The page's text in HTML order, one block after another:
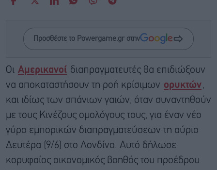
Προσθέστε το Powergame.gr στην
Οι Αμερικανοί διαπραγματευτές θα επιδιώξουν
να αποκαταστήσουν τη ροή κρίσιμων ορυκτών
και ιδίως των σπάνιων γαιών, όταν συναντηθούν
με τους Κινέζους ομολόγους τους, για έναν νέο
γύρο εμπορικών διαπραγματεύσεων τη αύριο
Δευτέρα (9/6) στο Λονδίνο. Αυτό δήλωσε
κορυφαίος οικονομικός βοηθός του προέδρου